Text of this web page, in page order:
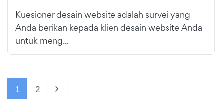
Kuesioner desain website adalah survei yang
Anda berikan kepada klien desain website Anda
untuk meng...
1 2